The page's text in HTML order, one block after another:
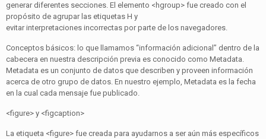
generar diferentes secciones. El elemento <hgroup> fue creado con el
propósito de agrupar las etiquetas H y
evitar interpretaciones incorrectas por parte de los navegadores.
Conceptos básicos: lo que llamamos “información adicional” dentro de la
cabecera en nuestra descripción previa es conocido como Metadata.
Metadata es un conjunto de datos que describen y proveen información
acerca de otro grupo de datos. En nuestro ejemplo, Metadata es la fecha
en la cual cada mensaje fue publicado.
<figure> y <figcaption>
La etiqueta <figure> fue creada para ayudarnos a ser aún más específicos